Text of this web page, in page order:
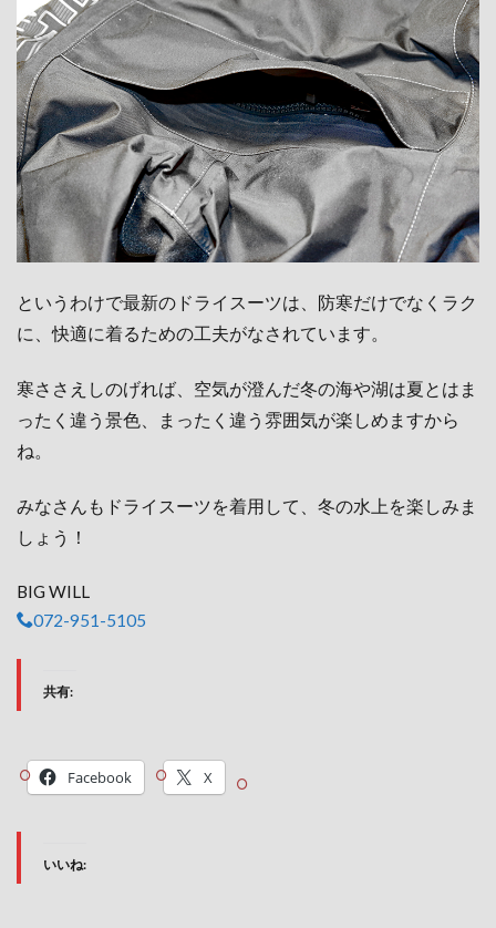
というわけで最新のドライスーツは、防寒だけでなくラク
に、快適に着るための工夫がなされています。
寒ささえしのげれば、空気が澄んだ冬の海や湖は夏とはま
ったく違う景色、まったく違う雰囲気が楽しめますから
ね。
みなさんもドライスーツを着用して、冬の水上を楽しみま
しょう！
BIG WILL
072-951-5105
共有:
Facebook X
いいね: